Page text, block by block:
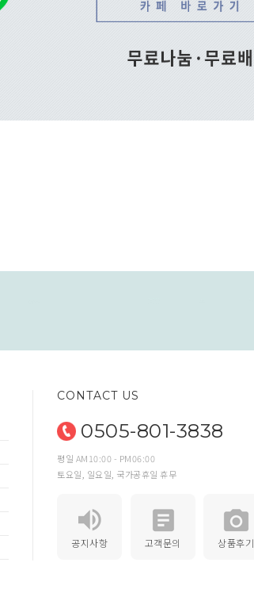
CONTACT US
0505-801-3838
평일 AM10:00 - PM06:00
토요일, 일요일, 국가공휴일 휴무
공지사항 고객문의 상품후기